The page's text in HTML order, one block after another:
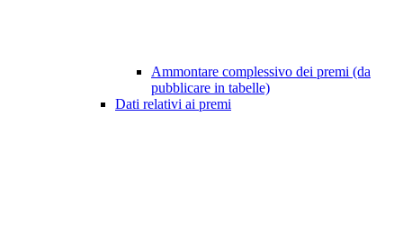
Ammontare complessivo dei premi (da
pubblicare in tabelle)
Dati relativi ai premi